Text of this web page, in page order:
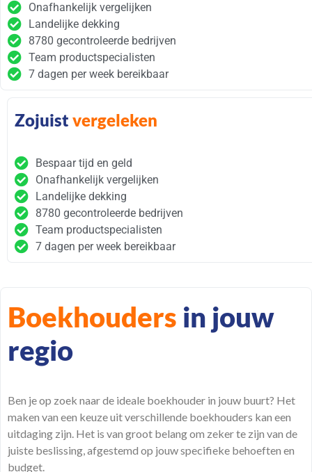
Onafhankelijk vergelijken
Landelijke dekking
8780 gecontroleerde bedrijven
Team productspecialisten
7 dagen per week bereikbaar
Zojuist vergeleken
Bespaar tijd en geld
Onafhankelijk vergelijken
Landelijke dekking
8780 gecontroleerde bedrijven
Team productspecialisten
7 dagen per week bereikbaar
Boekhouders in jouw
regio
Ben je op zoek naar de ideale boekhouder in jouw buurt? Het
maken van een keuze uit verschillende boekhouders kan een
uitdaging zijn. Het is van groot belang om zeker te zijn van de
juiste beslissing, afgestemd op jouw specifieke behoeften en
budget.